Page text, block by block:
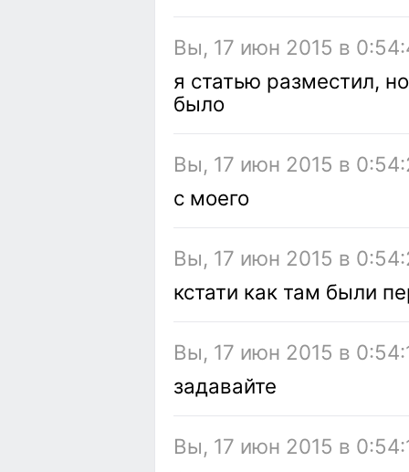
Вы, 17 июн 2015 в
я статью разместил,
было
Вы, 17 июн 2015 в
с моего
Вы, 17 июн 2015 в
кстати как там были
Вы, 17 июн 2015 в
задавайте
Вы, 17 июн 2015 в